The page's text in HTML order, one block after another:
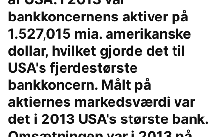
bankkoncernens aktiver på
1.527,015 mia. amerikanske
dollar, hvilket gjorde det til
USA's fjerdestørste
bankkoncern. Målt på
aktiernes markedsværdi var
det i 2013 USA's største bank.